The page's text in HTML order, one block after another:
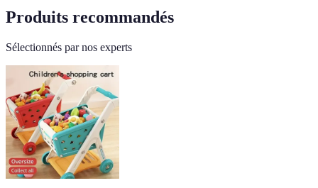
Produits recommandés
Sélectionnés par nos experts